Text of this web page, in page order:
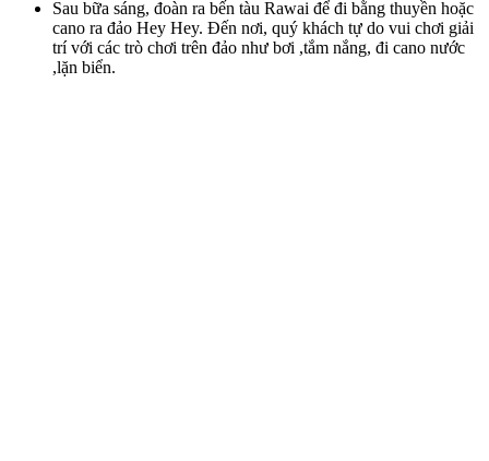
Sau bữa sáng, đoàn ra bến tàu Rawai để đi bằng thuyền hoặc
cano ra đảo Hey Hey. Đến nơi, quý khách tự do vui chơi giải
trí với các trò chơi trên đảo như bơi ,tắm nắng, đi cano nước
,lặn biển.